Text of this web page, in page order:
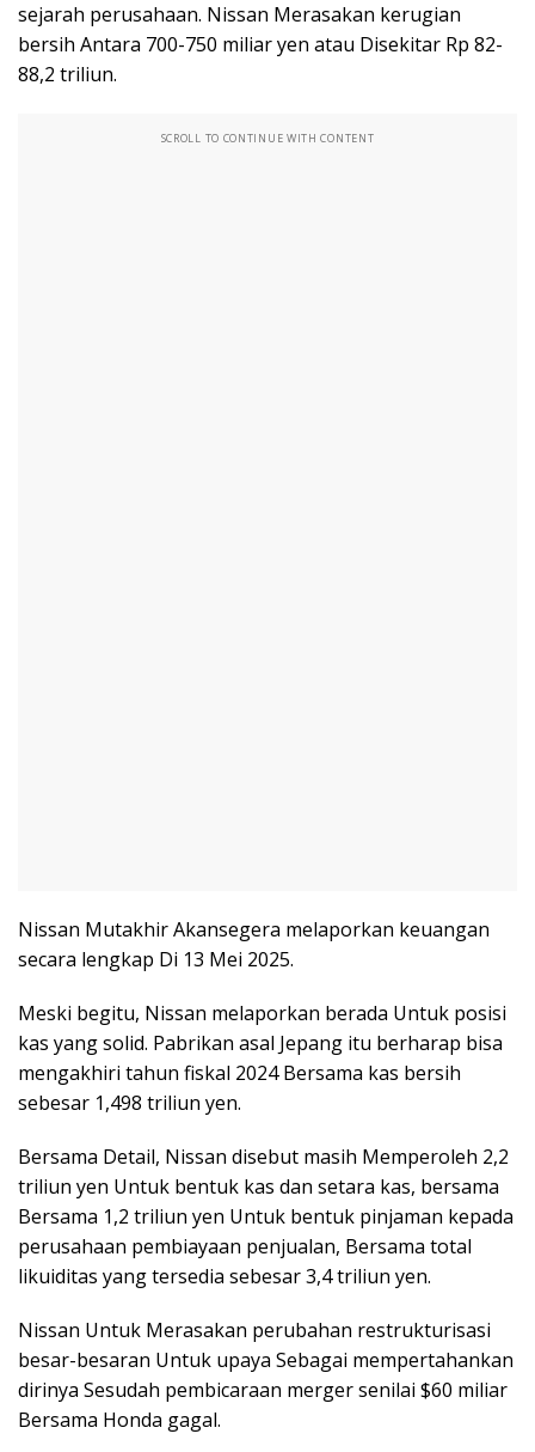
sejarah perusahaan. Nissan Merasakan kerugian
bersih Antara 700-750 miliar yen atau Disekitar Rp 82-
88,2 triliun.
SCROLL TO CONTINUE WITH CONTENT
Nissan Mutakhir Akansegera melaporkan keuangan
secara lengkap Di 13 Mei 2025.
Meski begitu, Nissan melaporkan berada Untuk posisi
kas yang solid. Pabrikan asal Jepang itu berharap bisa
mengakhiri tahun fiskal 2024 Bersama kas bersih
sebesar 1,498 triliun yen.
Bersama Detail, Nissan disebut masih Memperoleh 2,2
triliun yen Untuk bentuk kas dan setara kas, bersama
Bersama 1,2 triliun yen Untuk bentuk pinjaman kepada
perusahaan pembiayaan penjualan, Bersama total
likuiditas yang tersedia sebesar 3,4 triliun yen.
Nissan Untuk Merasakan perubahan restrukturisasi
besar-besaran Untuk upaya Sebagai mempertahankan
dirinya Sesudah pembicaraan merger senilai $60 miliar
Bersama Honda gagal.